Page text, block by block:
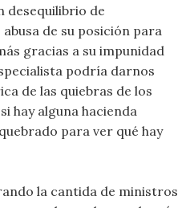
desequilibrio de
de su posición para
gracias a su impunidad
podría darnos
de las quiebras de los
hay alguna hacienda
para ver qué hay
la cantida de ministros